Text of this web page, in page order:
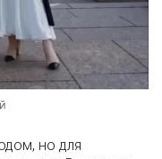
но для